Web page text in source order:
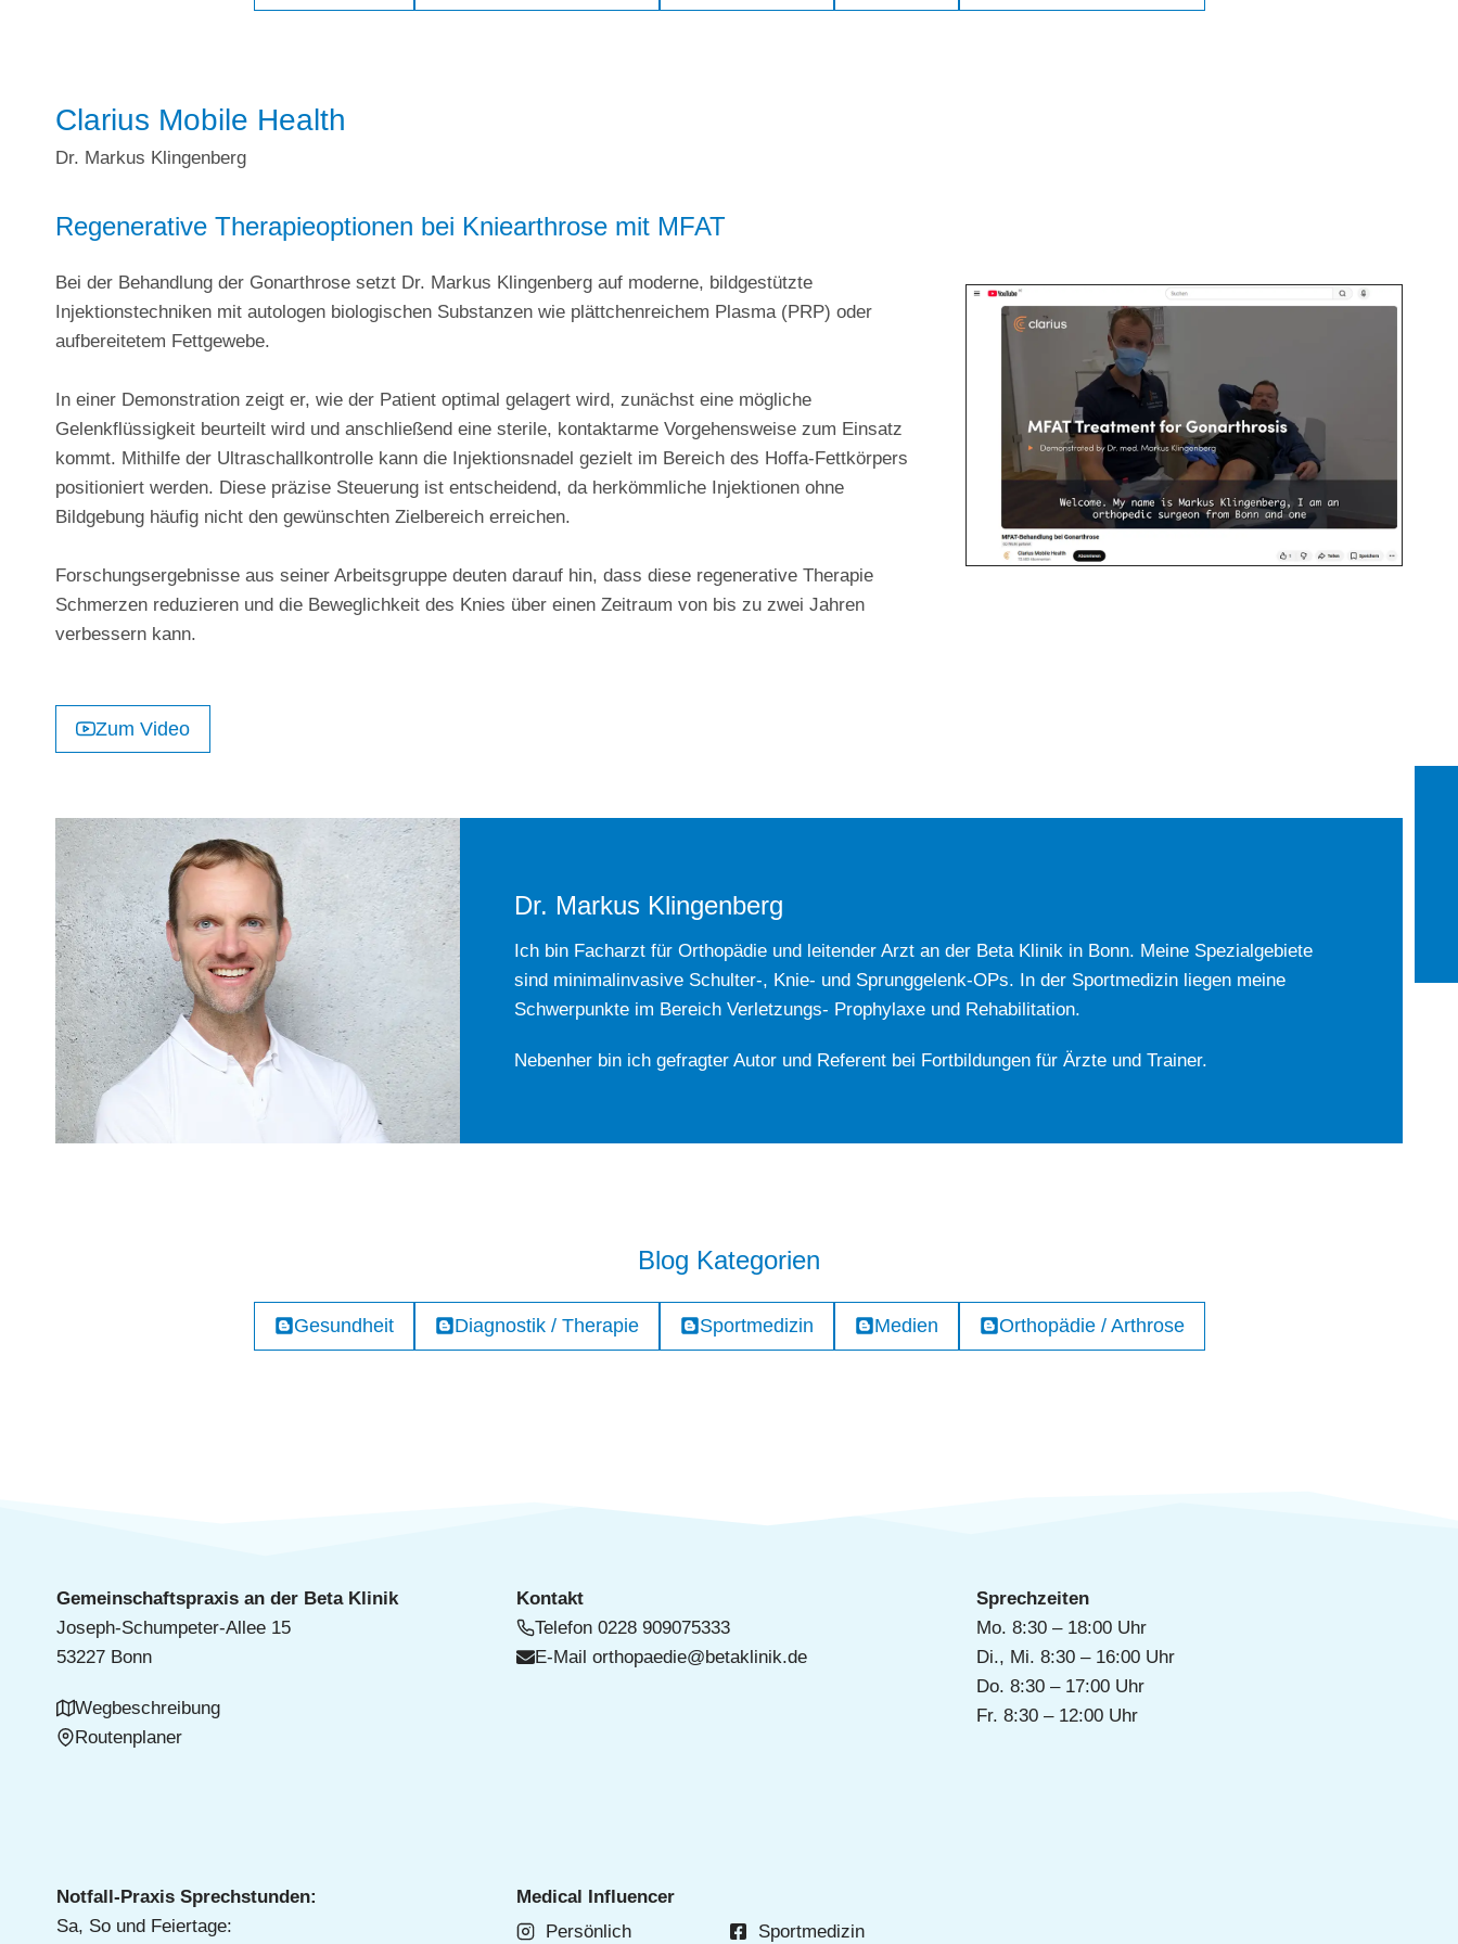
Clarius Mobile Health
Dr. Markus Klingenberg
Regenerative Therapieoptionen bei Kniearthrose mit MFAT
Bei der Behandlung der Gonarthrose setzt Dr. Markus Klingenberg auf moderne, bildgestützte
Injektionstechniken mit autologen biologischen Substanzen wie plättchenreichem Plasma (PRP) oder
aufbereitetem Fettgewebe.
In einer Demonstration zeigt er, wie der Patient optimal gelagert wird, zunächst eine mögliche
Gelenkflüssigkeit beurteilt wird und anschließend eine sterile, kontaktarme Vorgehensweise zum Einsatz
kommt. Mithilfe der Ultraschallkontrolle kann die Injektionsnadel gezielt im Bereich des Hoffa-Fettkörpers
positioniert werden. Diese präzise Steuerung ist entscheidend, da herkömmliche Injektionen ohne
Bildgebung häufig nicht den gewünschten Zielbereich erreichen.
Forschungsergebnisse aus seiner Arbeitsgruppe deuten darauf hin, dass diese regenerative Therapie
Schmerzen reduzieren und die Beweglichkeit des Knies über einen Zeitraum von bis zu zwei Jahren
verbessern kann.
Zum Video
Dr. Markus Klingenberg
Ich bin Facharzt für Orthopädie und leitender Arzt an der Beta Klinik in Bonn. Meine Spezialgebiete
sind minimalinvasive Schulter-, Knie- und Sprunggelenk-OPs. In der Sportmedizin liegen meine
Schwerpunkte im Bereich Verletzungs- Prophylaxe und Rehabilitation.
Nebenher bin ich gefragter Autor und Referent bei Fortbildungen für Ärzte und Trainer.
Blog Kategorien
Gesundheit Diagnostik / Therapie Sportmedizin Medien Orthopädie / Arthrose
Gemeinschaftspraxis an der Beta Klinik
Joseph-Schumpeter-Allee 15
53227 Bonn
Wegbeschreibung
Routenplaner
Kontakt
Telefon 0228 909075333
E-Mail orthopaedie@betaklinik.de
Sprechzeiten
Mo. 8:30 – 18:00 Uhr
Di., Mi. 8:30 – 16:00 Uhr
Do. 8:30 – 17:00 Uhr
Fr. 8:30 – 12:00 Uhr
Notfall-Praxis Sprechstunden:
Sa, So und Feiertage:
Medical Influencer
Persönlich
Sportmedizin